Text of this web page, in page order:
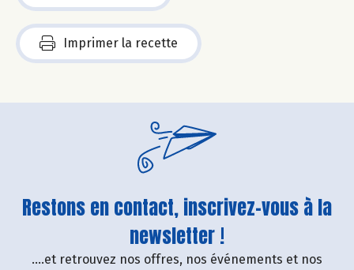
Imprimer la recette
Restons en contact, inscrivez-vous à la
newsletter !
....et retrouvez nos offres, nos événements et nos